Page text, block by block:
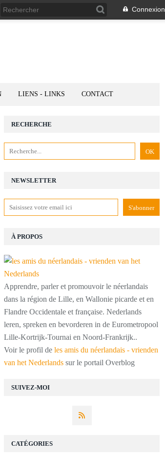
Connexion
LIENS - LINKS CONTACT
NEWSLETTER
SUIVEZ-MOI
RECHERCHE
À PROPOS
Apprendre, parler et promouvoir le néerlandais
dans la région de Lille, en Wallonie picarde et en
Flandre Occidentale et française. Nederlands
leren, spreken en bevorderen in de Eurometropool
Lille-Kortrijk-Tournai en Noord-Frankrijk..
Voir le profil de les amis du néerlandais - vrienden
van het Nederlands sur le portail Overblog
CATÉGORIES